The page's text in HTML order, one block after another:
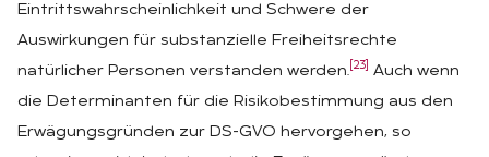
Eintrittswahrscheinlichkeit und Schwere der
Auswirkungen für substanzielle Freiheitsrechte
natürlicher Personen verstanden werden. [23]
Auch wenn
die Determinanten für die Risikobestimmung aus den
Erwägungsgründen zur DS-GVO hervorgehen, so